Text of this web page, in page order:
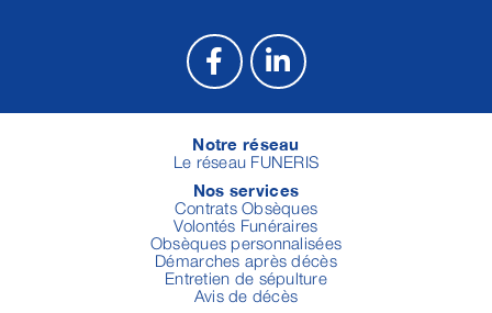
Notre réseau
Le réseau FUNERIS
Nos services
Contrats Obsèques
Volontés Funéraires
Obsèques personnalisées
Démarches après décès
Entretien de sépulture
Avis de décès